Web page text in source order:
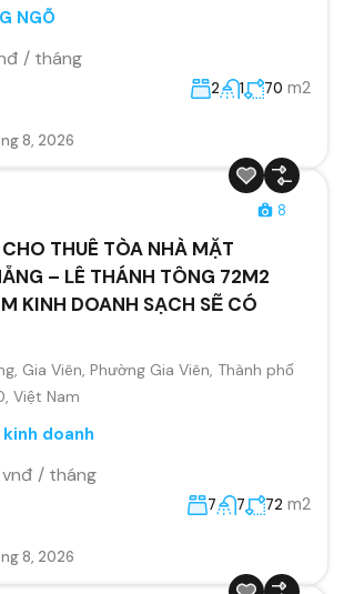
NGÕ
/ tháng
2 1 70 m2
8, 2026
8
THUÊ TÒA NHÀ MẶT
– LÊ THÁNH TÔNG 72M2
KINH DOANH SẠCH SẼ CÓ
Gia Viên, Phường Gia Viên, Thành phố
Việt Nam
doanh
vnđ / tháng
7 7 72 m2
8, 2026